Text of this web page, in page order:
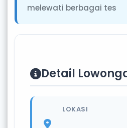
melewati berbagai tes
Detail
LOKASI